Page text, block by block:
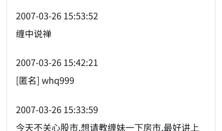
2007-03-26 15:53:52
缠中说禅
2007-03-26 15:42:21
[匿名] whq999
2007-03-26 15:33:59
今天不关心股市,想请教缠妹一下房市,最好讲上